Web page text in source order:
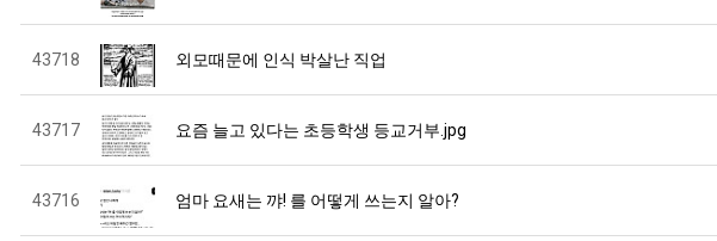
43718 외모때문에 인식 박살난 직업
43717 요즘 늘고 있다는 초등학생 등교거부.jpg
43716 엄마 요새는 꺄! 를 어떻게 쓰는지 알아?